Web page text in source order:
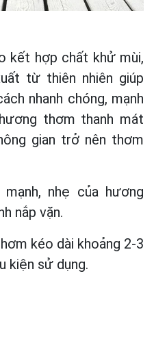
kết hợp chất khử mùi,
từ thiên nhiên giúp
nhanh chóng, mạnh
thơm thanh mát
gian trở nên thơm
nhẹ của hương
nắp vặn.
kéo dài khoảng 2-3
kiện sử dụng.